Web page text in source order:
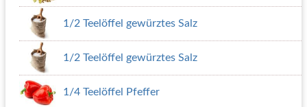
1/2 Teelöffel gewürztes Salz
1/2 Teelöffel gewürztes Salz
1/4 Teelöffel Pfeffer